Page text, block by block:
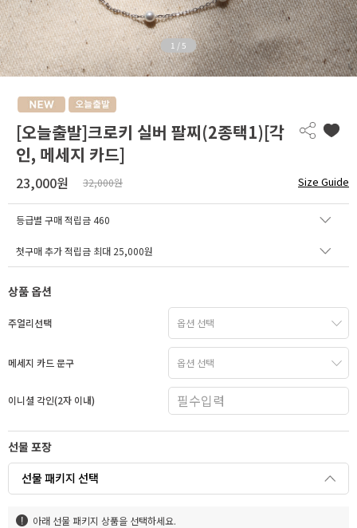
1 / 5
[오늘출발]크로키 실버 팔찌(2종택1)[각
인, 메세지 카드]
23,000원 32,000원 Size Guide
등급별 구매 적립금460
첫구매 추가 적립금 최대 25,000원
상품 옵션
주얼리선택
메세지 카드 문구
이니셜 각인(2자 이내)
선물 포장
선물 패키지 선택
아래 선물 패키지 상품을 선택하세요.